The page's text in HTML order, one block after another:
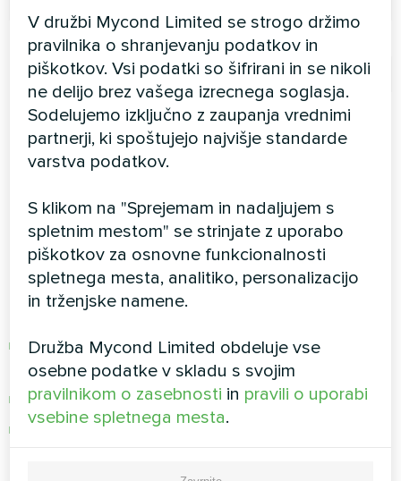
MHS-
N14BH
W35 4,97 4,11
W45
4,12 3,48
2,77
W55
3,41 2,90
Energijska učinkovitost in
prihranek
Toplotna črpalka Mycond BeeHeat za hišo 150
m2 porabi bistveno manj energije v primerjavi s
plinskega kotlaza primerljivo hišo.
3000–3500 kWh za energijsko učinkovito
hišo
3500–4000 kWh za posodobljeno hišo
4000–4500 kWh za slabše izolirano hišo
To je 3–4-krat manj kot pri uporabi plinskega
V družbi Mycond Limited se strogo držimo
pravilnika o shranjevanju podatkov in
piškotkov. Vsi podatki so šifrirani in se nikoli
ne delijo brez vašega izrecnega soglasja.
Sodelujemo izključno z zaupanja vrednimi
partnerji, ki spoštujejo najvišje standarde
varstva podatkov.
S klikom na "Sprejemam in nadaljujem s
spletnim mestom" se strinjate z uporabo
piškotkov za osnovne funkcionalnosti
spletnega mesta, analitiko, personalizacijo
in trženjske namene.
Družba Mycond Limited obdeluje vse
osebne podatke v skladu s svojim
pravilnikom o zasebnosti in pravili o uporabi
vsebine spletnega mesta.